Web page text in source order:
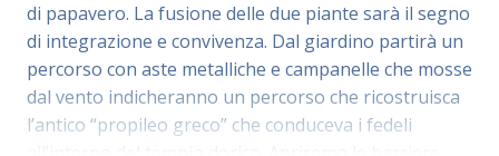
di papavero. La fusione delle due piante sarà il segno
di integrazione e convivenza. Dal giardino partirà un
percorso con aste metalliche e campanelle che mosse
dal vento indicheranno un percorso che ricostruisca
l’antico “propileo greco” che conduceva i fedeli